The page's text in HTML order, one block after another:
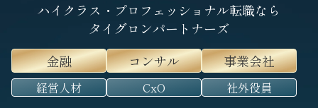
ハイクラス・プロフェッショナル転職なら
タイグロンパートナーズ
金融
コンサル 事業会社
経営人材 CxO 社外役員